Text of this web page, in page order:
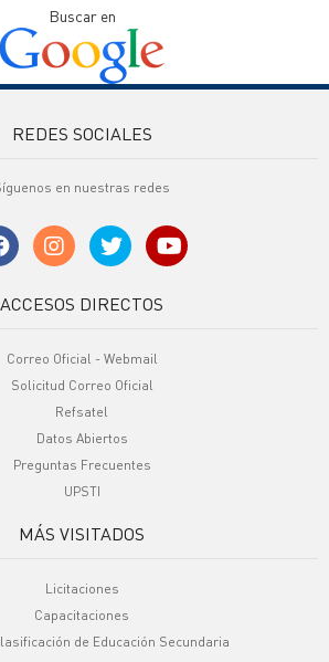
Buscar en
REDES SOCIALES
en nuestras redes
ACCESOS DIRECTOS
Correo Oficial - Webmail
Solicitud Correo Oficial
Refsatel
Datos Abiertos
Preguntas Frecuentes
UPSTI
MÁS VISITADOS
Licitaciones
Capacitaciones
de Educación Secundaria